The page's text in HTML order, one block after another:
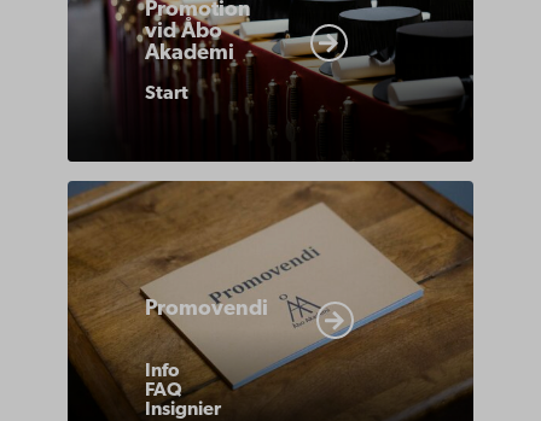
Promotion
vid Åbo
Akademi
Start
Promovendi
Info
FAQ
Insignier
https://www.abo.fi/om-
abo-
akademi/akademiska-
traditioner/promotion-
promovendi/